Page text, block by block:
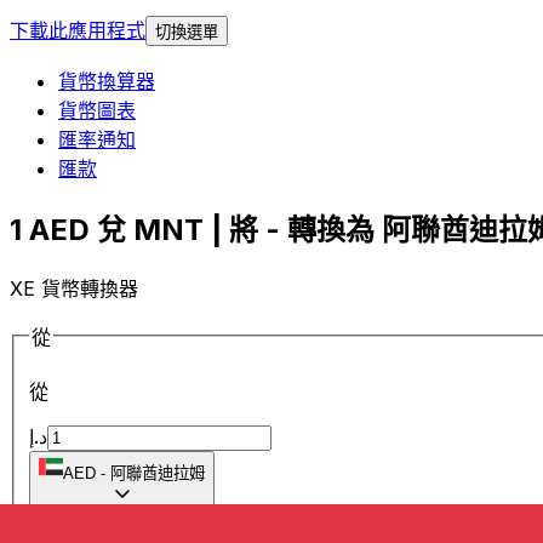
下載此應用程式 切換選單
貨幣換算器
貨幣圖表
匯率通知
匯款
1 AED 兌 MNT | 將 - 轉換為 阿聯酋迪拉
XE 貨幣轉換器
從
從
د.إ
AED - 阿聯酋迪拉姆